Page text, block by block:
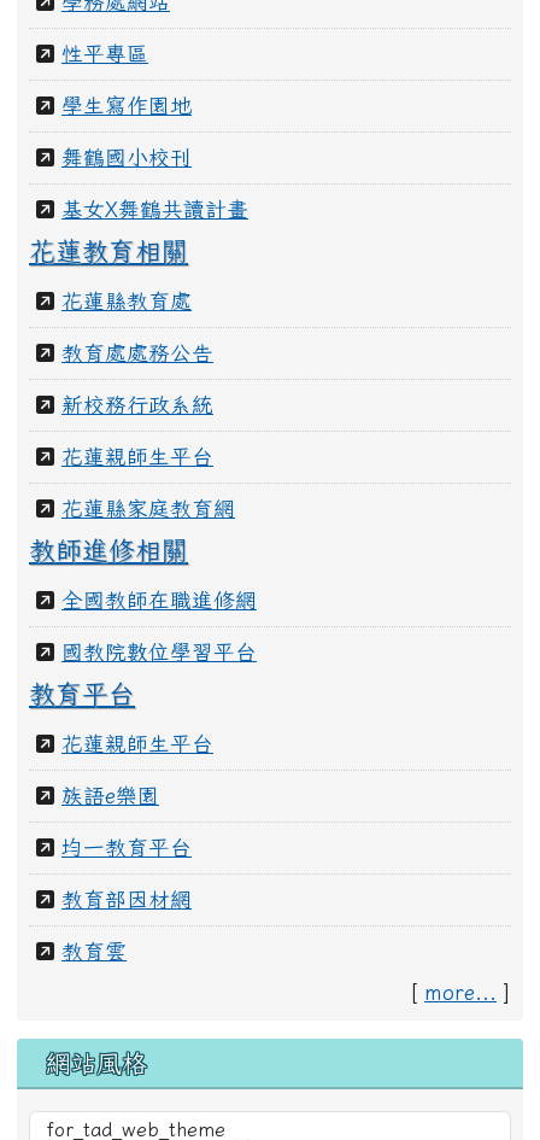
舞鶴環教網
學務處網站
性平專區
學生寫作園地
舞鶴國小校刊
基女X舞鶴共讀計畫
花蓮教育相關
花蓮縣教育處
教育處處務公告
新校務行政系統
花蓮親師生平台
花蓮縣家庭教育網
教師進修相關
全國教師在職進修網
國教院數位學習平台
教育平台
花蓮親師生平台
族語e樂園
均一教育平台
教育部因材網
網站風格